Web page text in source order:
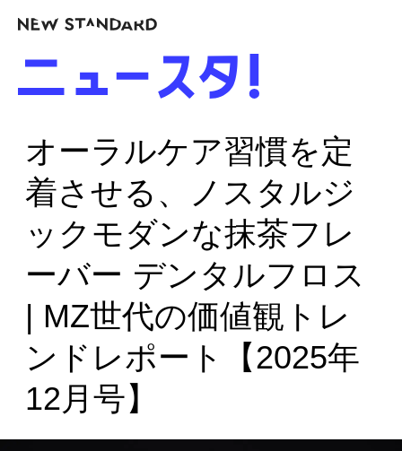
オーラルケア習慣を定
着させる、ノスタルジ
ックモダンな抹茶フレ
ーバー デンタルフロス
| MZ世代の価値観トレ
ンドレポート【2025年
12月号】